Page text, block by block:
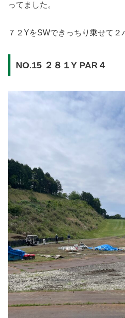
ってました。
７２YをSWできっちり乗せて２
NO.15 ２８１Y PAR４